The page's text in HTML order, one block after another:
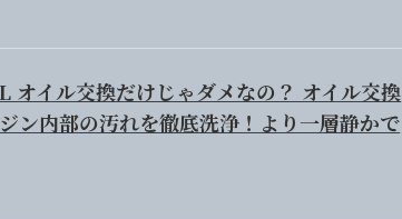
イル交換だけじゃダメなの？ オイル交換
ン内部の汚れを徹底洗浄！より一層静かで